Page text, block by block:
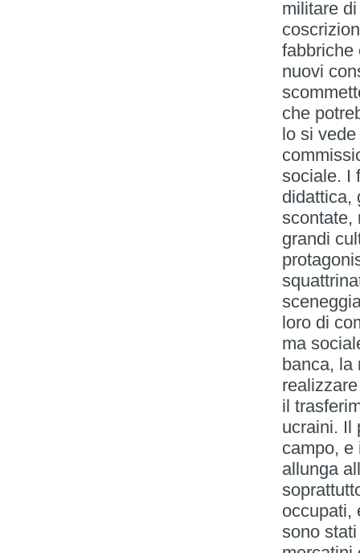
militare
fabbriche
nuovi
che
lo si
sociale. I
didattica,
scontate,
grandi
loro di
ma
banca, la
il
ucraini. Il
campo, e
allunga
occupati,
sono